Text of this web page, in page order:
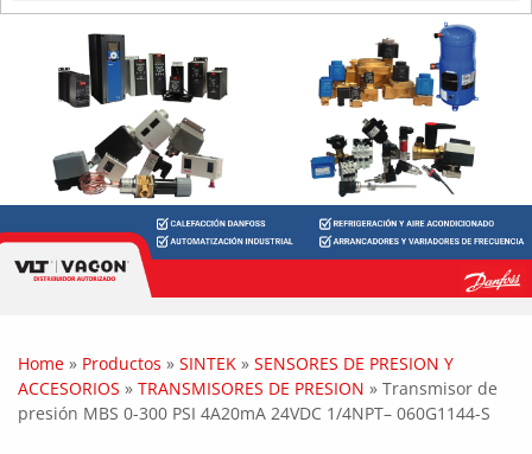
Home » Productos » SINTEK » SENSORES DE PRESION Y
ACCESORIOS » TRANSMISORES DE PRESION » Transmisor de
presión MBS 0-300 PSI 4A20mA 24VDC 1/4NPT– 060G1144-S